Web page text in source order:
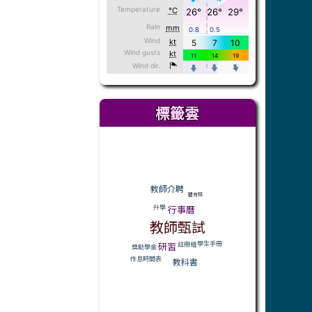
標籤雲
教師介聘
行事曆
體育班
教師甄試
升學
獎助學金研習 註冊組學生手冊
作息時間表
教科書